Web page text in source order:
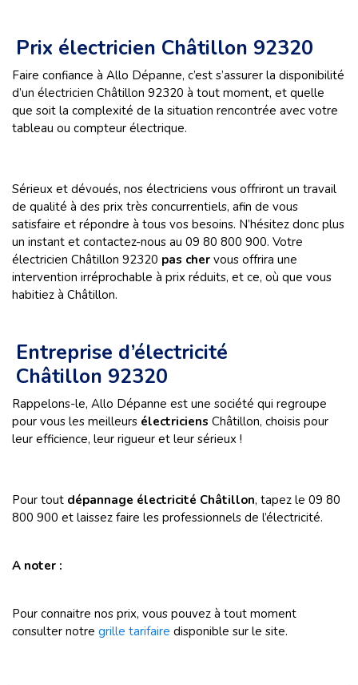
Prix électricien Châtillon 92320
Faire confiance à Allo Dépanne, c’est s’assurer la disponibilité
d’un électricien Châtillon 92320 à tout moment, et quelle
que soit la complexité de la situation rencontrée avec votre
tableau ou compteur électrique.
Sérieux et dévoués, nos électriciens vous offriront un travail
de qualité à des prix très concurrentiels, afin de vous
satisfaire et répondre à tous vos besoins. N’hésitez donc plus
un instant et contactez-nous au 09 80 800 900. Votre
électricien Châtillon 92320 pas cher vous offrira une
intervention irréprochable à prix réduits, et ce, où que vous
habitiez à Châtillon.
Entreprise d’électricité
Châtillon 92320
Rappelons-le, Allo Dépanne est une société qui regroupe
pour vous les meilleurs électriciens Châtillon, choisis pour
leur efficience, leur rigueur et leur sérieux !
Pour tout dépannage électricité Châtillon, tapez le 09 80
800 900 et laissez faire les professionnels de l’électricité.
A noter :
Pour connaitre nos prix, vous pouvez à tout moment
consulter notre grille tarifaire disponible sur le site.